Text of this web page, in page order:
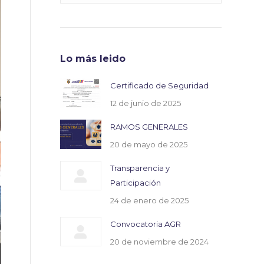
Lo más leido
Certificado de Seguridad
12 de junio de 2025
RAMOS GENERALES
20 de mayo de 2025
Transparencia y
Participación
24 de enero de 2025
Convocatoria AGR
20 de noviembre de 2024